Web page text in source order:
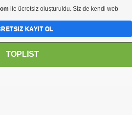
TOPLİST
ile ücretsiz oluşturuldu. Siz de kendi web
KAYIT OL